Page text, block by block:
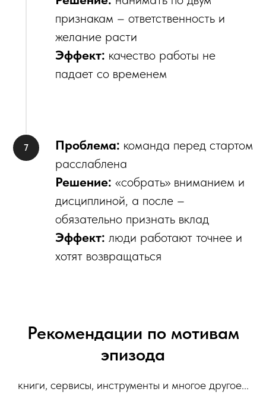
признакам – ответственность и
желание расти
Эффект: качество работы не
падает со временем
Проблема: команда перед стартом
расслаблена
Решение: «собрать» вниманием и
дисциплиной, а после –
обязательно признать вклад
Эффект: люди работают точнее и
хотят возвращаться
Рекомендации по мотивам
эпизода
книги, сервисы, инструменты и многое другое...